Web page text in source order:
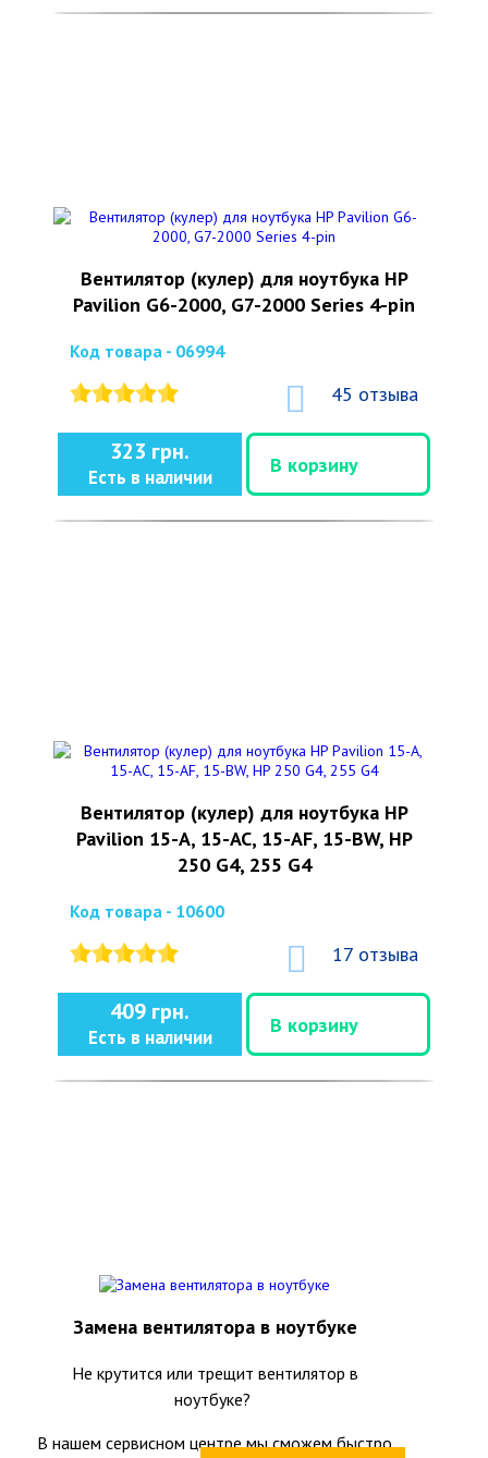
Вентилятор (кулер) для ноутбука HP
Pavilion G6-2000, G7-2000 Series 4-pin
Код товара - 06994
45 отзыва
323 грн.
Есть в наличии
В корзину
Вентилятор (кулер) для ноутбука HP
Pavilion 15-A, 15-AC, 15-AF, 15-BW, HP
250 G4, 255 G4
Код товара - 10600
17 отзыва
409 грн.
Есть в наличии
В корзину
Замена вентилятора в ноутбуке
Не крутится или трещит вентилятор в
ноутбуке?
В нашем сервисном центре мы сможем быстро